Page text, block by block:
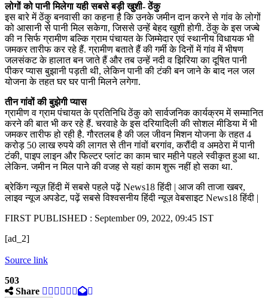
लोगों को पानी मिलेगा यही सबसे बड़ी खुशी- ठेंकु
इस बारे में ठेंकु बनवासी का कहना है कि उनके जमीन दान करने से गांव के लोगों
को आसानी से पानी मिल सकेगा, जिससे उन्हें बेहद खुशी होगी. ठेंकु के इस जज्बे
की न सिर्फ ग्रामीण बल्कि ग्राम पंचायत के जिम्मेदार एवं स्थानीय विधायक भी
जमकर तारीफ कर रहे हैं. ग्रामीण बताते हैं की गर्मी के दिनों में गांव में भीषण
जलसंकट के हालात बन जाते हैं और तब उन्हें नदी व झिरिया का दूषित पानी
पीकर प्यास बुझानी पड़ती थी, लेकिन पानी की टंकी बन जाने के बाद नल जल
योजना के तहत घर घर पानी मिलने लगेगा.
तीन गांवों की बुझेगी प्यास
ग्रामीण व ग्राम पंचायत के प्रतिनिधि ठेंकु को सार्वजनिक कार्यक्रम में सम्मानित
करने की बात भी कर रहे हैं. चरवाहे के इस दरियादिली की सोशल मीडिया में भी
जमकर तारीफ हो रही है. गौरतलब है की जल जीवन मिशन योजना के तहत 4
करोड़ 50 लाख रुपये की लागत से तीन गांवों बरगांव, करौंदी व अमठेरा में पानी
टंकी, पाइप लाइन और फिल्टर प्लांट का काम चार महीने पहले स्वीकृत हुआ था.
लेकिन. जमीन न मिल पाने की वजह से यहां काम शुरू नहीं हो सका था.
ब्रेकिंग न्यूज़ हिंदी में सबसे पहले पढ़ें News18 हिंदी | आज की ताजा खबर,
लाइव न्यूज अपडेट, पढ़ें सबसे विश्वसनीय हिंदी न्यूज़ वेबसाइट News18 हिंदी |
FIRST PUBLISHED : September 09, 2022, 09:45 IST
[ad_2]
Source link
503
Share